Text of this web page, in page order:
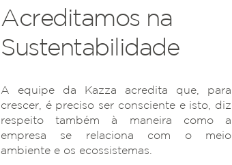
Acreditamos na
Sustentabilidade
A equipe da Kazza acredita que, para
crescer, é preciso ser consciente e isto, diz
respeito também à maneira como a
empresa se relaciona com o meio
ambiente e os ecossistemas.